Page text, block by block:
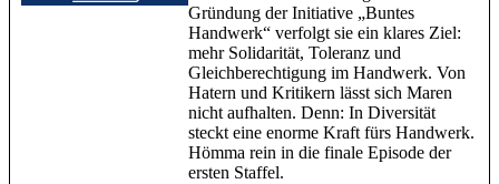
Gründung der Initiative „Buntes
Handwerk“ verfolgt sie ein klares Ziel:
mehr Solidarität, Toleranz und
Gleichberechtigung im Handwerk. Von
Hatern und Kritikern lässt sich Maren
nicht aufhalten. Denn: In Diversität
steckt eine enorme Kraft fürs Handwerk.
Hömma rein in die finale Episode der
ersten Staffel.